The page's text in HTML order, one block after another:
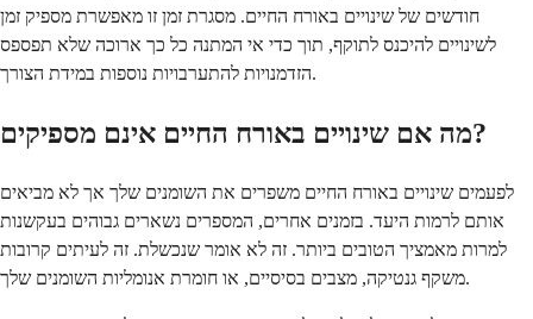
חודשים של שינויים באורח החיים. מסגרת זמן זו מאפשרת מספיק זמן
לשינויים להיכנס לתוקף, תוך כדי אי המתנה כל כך ארוכה שלא תפספס
הזדמנויות להתערבויות נוספות במידת הצורך.
מה אם שינויים באורח החיים אינם מספיקים?
לפעמים שינויים באורח החיים משפרים את השומנים שלך אך לא מביאים
אותם לרמות היעד. בזמנים אחרים, המספרים נשארים גבוהים בעקשנות
למרות מאמציך הטובים ביותר. זה לא אומר שנכשלת. זה לעיתים קרובות
משקף גנטיקה, מצבים בסיסיים, או חומרת אנומליות השומנים שלך.